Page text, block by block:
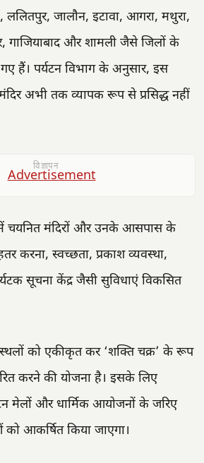
ललितपुर, जालौन, इटावा, आगरा, मथुरा,
गाजियाबाद और शामली जैसे जिलों के
गए हैं। पर्यटन विभाग के अनुसार, इस
अभी तक व्यापक रूप से प्रसिद्ध नहीं
विज्ञापन
चयनित मंदिरों और उनके आसपास के
करना, स्वच्छता, प्रकाश व्यवस्था,
सूचना केंद्र जैसी सुविधाएं विकसित
को एकीकृत कर ‘शक्ति चक्र’ के रूप
करने की योजना है। इसके लिए
मेलों और धार्मिक आयोजनों के जरिए
आकर्षित किया जाएगा।